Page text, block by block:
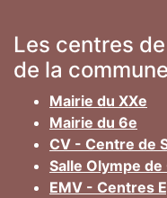
Les centres
de la
Mairie du XXe
Mairie du 6e
CV - Centre de
Salle Olympe de
EMV - Centres